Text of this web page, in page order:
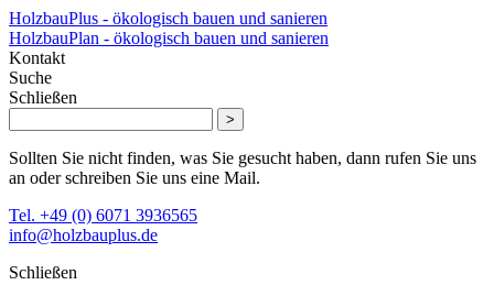
HolzbauPlus - ökologisch bauen und sanieren
HolzbauPlan - ökologisch bauen und sanieren
Kontakt
Suche
Schließen
>
Sollten Sie nicht finden, was Sie gesucht haben, dann rufen Sie uns
an oder schreiben Sie uns eine Mail.
Tel. +49 (0) 6071 3936565
info@holzbauplus.de
Schließen